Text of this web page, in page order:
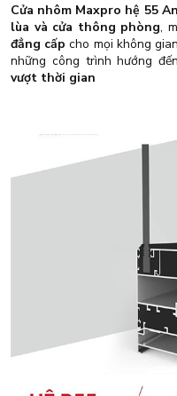
Cửa nhôm Maxpro hệ 55
lùa và cửa thông phòng,
đẳng cấp cho mọi không
những công trình hướng đến
vượt thời gian